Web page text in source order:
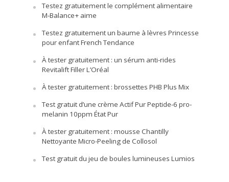
Testez gratuitement le complément alimentaire
M-Balance+ aime
Testez gratuitement un baume à lèvres Princesse
pour enfant French Tendance
À tester gratuitement : un sérum anti-rides
Revitalift Filler L’Oréal
À tester gratuitement : brossettes PHB Plus Mix
Test gratuit d’une crème Actif Pur Peptide-6 pro-
melanin 10ppm État Pur
À tester gratuitement : mousse Chantilly
Nettoyante Micro-Peeling de Collosol
Test gratuit du jeu de boules lumineuses Lumios